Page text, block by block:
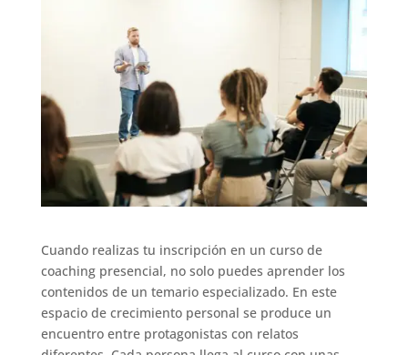
Cuando realizas tu inscripción en un curso de
coaching presencial, no solo puedes aprender los
contenidos de un temario especializado. En este
espacio de crecimiento personal se produce un
encuentro entre protagonistas con relatos